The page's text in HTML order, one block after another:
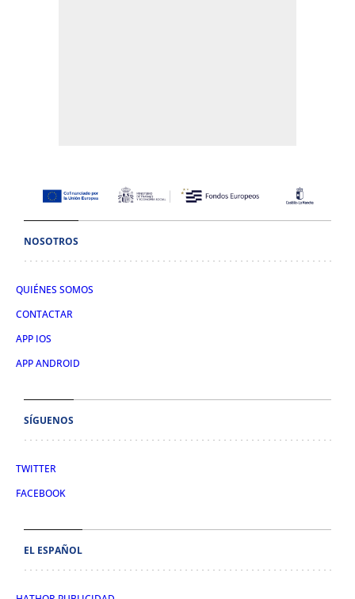
NOSOTROS
QUIÉNES SOMOS
CONTACTAR
APP IOS
APP ANDROID
SÍGUENOS
TWITTER
FACEBOOK
EL ESPAÑOL